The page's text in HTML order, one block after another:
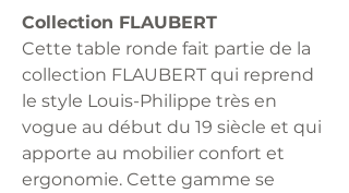
Collection FLAUBERT
Cette table ronde fait partie de la
collection FLAUBERT qui reprend
le style Louis-Philippe très en
vogue au début du 19 siècle et qui
apporte au mobilier confort et
ergonomie. Cette gamme se